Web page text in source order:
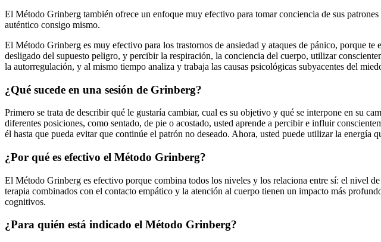
El Método Grinberg también ofrece un enfoque muy efectivo para tomar conciencia de sus
auténtico consigo mismo.
El Método Grinberg es muy efectivo para los trastornos de ansiedad y ataques de pánico, porque
desligado del supuesto peligro, y percibir la respiración, la conciencia del cuerpo, utilizar
la autorregulación, y al mismo tiempo analiza y trabaja las causas psicológicas subyacentes del
¿Qué sucede en una sesión de Grinberg?
Primero se trata de describir qué le gustaría cambiar, cual es su objetivo y qué se interpone en su
diferentes posiciones, como sentado, de pie o acostado, usted aprende a percibir e influir
él hasta que pueda evitar que continúe el patrón no deseado. Ahora, usted puede utilizar la energía
¿Por qué es efectivo el Método Grinberg?
El Método Grinberg es efectivo porque combina todos los niveles y los relaciona entre sí: el nivel
terapia combinados con el contacto empático y la atención al cuerpo tienen un impacto más
cognitivos.
¿Para quién está indicado el Método Grinberg?